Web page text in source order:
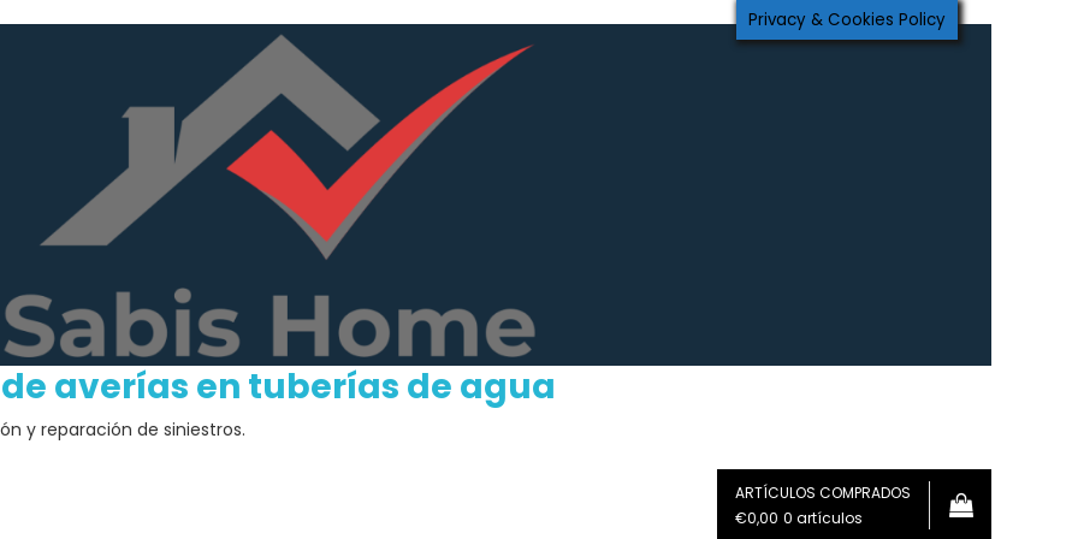
averías en tuberías de agua
y reparación de siniestros.
ARTÍCULOS COMPRADOS
€0,00 0 artículos
Privacy & Cookies Policy